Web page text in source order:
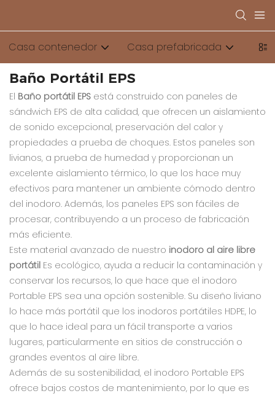
Casa contenedor Casa prefabricada
Baño Portátil EPS
El Baño portátil EPS está construido con paneles de
sándwich EPS de alta calidad, que ofrecen un aislamiento
de sonido excepcional, preservación del calor y
propiedades a prueba de choques. Estos paneles son
livianos, a prueba de humedad y proporcionan un
excelente aislamiento térmico, lo que los hace muy
efectivos para mantener un ambiente cómodo dentro
del inodoro. Además, los paneles EPS son fáciles de
procesar, contribuyendo a un proceso de fabricación
más eficiente.
Este material avanzado de nuestro inodoro al aire libre
portátil Es ecológico, ayuda a reducir la contaminación y
conservar los recursos, lo que hace que el inodoro
Portable EPS sea una opción sostenible. Su diseño liviano
lo hace más portátil que los inodoros portátiles HDPE, lo
que lo hace ideal para un fácil transporte a varios
lugares, particularmente en sitios de construcción o
grandes eventos al aire libre.
Además de su sostenibilidad, el inodoro Portable EPS
ofrece bajos costos de mantenimiento, por lo que es